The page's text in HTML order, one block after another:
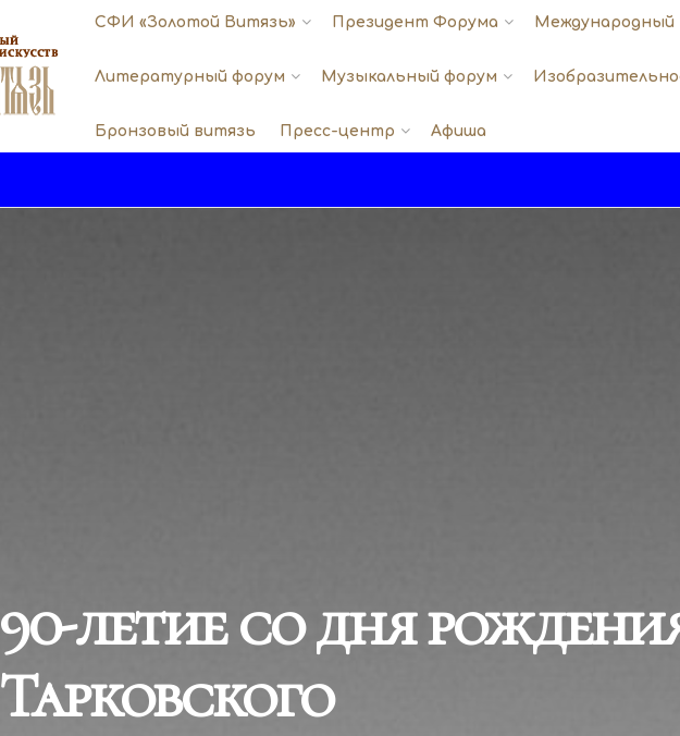
СФИ «Золотой Витязь» Президент Форума Международный
Литературный форум Музыкальный форум
Бронзовый витязь Пресс-центр Афиша
90-летие со дня
Тарковского